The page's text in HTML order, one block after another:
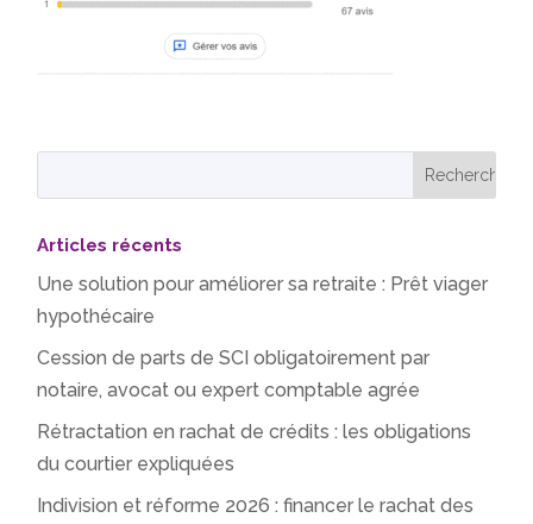
Articles récents
Une solution pour améliorer sa retraite : Prêt viager
hypothécaire
Cession de parts de SCI obligatoirement par
notaire, avocat ou expert comptable agrée
Rétractation en rachat de crédits : les obligations
du courtier expliquées
Indivision et réforme 2026 : financer le rachat des